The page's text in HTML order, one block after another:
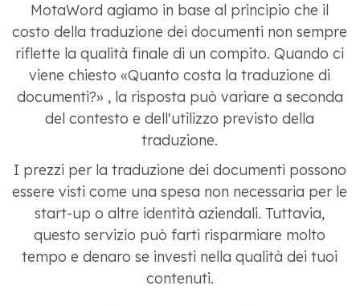
MotaWord agiamo in base al principio che il
costo della traduzione dei documenti non sempre
riflette la qualità finale di un compito. Quando ci
viene chiesto «Quanto costa la traduzione di
documenti?» , la risposta può variare a seconda
del contesto e dell'utilizzo previsto della
traduzione.
I prezzi per la traduzione dei documenti possono
essere visti come una spesa non necessaria per le
start-up o altre identità aziendali. Tuttavia,
questo servizio può farti risparmiare molto
tempo e denaro se investi nella qualità dei tuoi
contenuti.